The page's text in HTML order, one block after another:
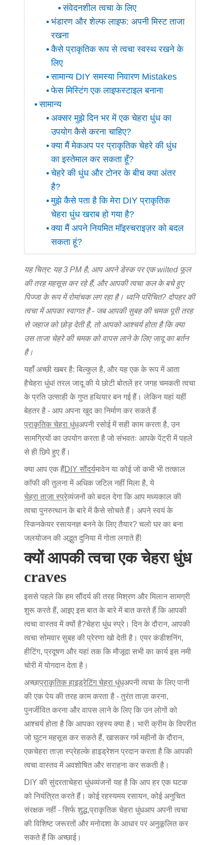
संवेदनशील त्वचा के लिए
भंडारण और शेल्फ लाइफ: अपनी मिस्ट ताजा
रखना
कैसे प्राकृतिक रूप से त्वचा स्वस्थ रखने के
लिए
सामान्य DIY समस्या निवारण Mistakes
फेस मिस्टिंग एक लाइफस्टाइल बनाना
सामान्य
अक्सर मुझे दिन भर में एक चेहरा धुंध का
उपयोग कैसे करना चाहिए?
क्या मैं मेकअप पर प्राकृतिक चेहरे की धुंध
का इस्तेमाल कर सकता हूँ?
चेहरे की धुंध और टोनर के बीच क्या अंतर
है?
मुझे कैसे पता है कि मेरा DIY प्राकृतिक
चेहरा धुंध खराब हो गया है?
क्या मैं अपने नियमित मॉइस्चराइज़र को बदल
सकता हूं?
यह चित्र: यह 3 PM है, आप अपने डेस्क पर एक wilted फूल
की तरह महसूस कर रहे हैं, और आपकी त्वचा कल के बचे हुए
पिज्जा के रूप में रोमांचक लग रहा है। ध्वनि परिचित? दोपहर की
त्वचा में आपका स्वागत है - जब आपकी सुबह की चमक पूरी तरह
से जहाज को छोड़ देती है, तो आपको आश्चर्य होता है कि क्या
उस ताजा चेहरे की चमक को वापस लाने के लिए जादू का बर्तन
है।
यहाँ अच्छी खबर है: बिल्कुल है, और यह एक के रूप में आता
हैचेहरा धुंध! तरल जादू की ये छोटी बोतलें हर जगह चमकती त्वचा
के प्रति उत्साही के गुप्त हथियार बन गई हैं। लेकिन यहां यहीं
बेहतर है - आप अपना खुद का निर्माण कर सकते हैं
प्राकृतिक चेहरा धुंधअपनी रसोई में सही काम करता है, उन
सामग्रियों का उपयोग करता है जो संभवतः आपके पेंट्री में पहले
से ही छिपे हुए हैं।
क्या आप एक हैंDIY सौंदर्यमावेन या कोई जो कभी भी तत्काल
कॉफी की तुलना में अधिक जटिल नहीं मिला है, ये
चेहरा ताज़ा स्प्रेव्यंजनों को बदल देगा कि आप मध्यकाल की
त्वचा पुनरुत्थान के बारे में कैसे सोचते हैं। अपने स्वयं के
स्किनकेयर रसायनज्ञ बनने के लिए तैयार? चलो घर का बना
जलयोजन की अद्भुत दुनिया में गोता लगाते हैं!
क्यों आपकी त्वचा एक चेहरा धुंध
craves
इससे पहले कि हम सौंदर्य की तरह मिश्रण और मिलान सामग्री
शुरू करते हैं, आइए इस बात के बारे में बात करते हैं कि आपकी
त्वचा वास्तव में क्यों है?चेहरा धुंध स्प्रे । दिन के दौरान, आपकी
त्वचा सोमवार सुबह की प्रेरणा खो देती है। एयर कंडीशनिंग,
हीटिंग, प्रदूषण और यहां तक कि मौजूदा सभी का कार्य इस नमी
चोरी में योगदान देता है।
अच्छाप्राकृतिक हाइड्रेटिंग चेहरा धुंधअपनी त्वचा के लिए पानी
की एक पेय की तरह काम करता है - तुरंत ताज़ा करना,
पुनर्जीवित करना और वापस लाने के लिए कि उन लोगों को
आश्चर्य होता है कि आपका रहस्य क्या है। भारी क्रीम के विपरीत
जो घुटन महसूस कर सकते हैं, खासकर गर्म महीनों के दौरान,
एकचेहरा ताज़ा स्प्रेहल्के हाइड्रेशन प्रदान करता है कि आपकी
त्वचा वास्तव में अवशोषित और सराहना कर सकती है।
DIY की सुंदरताचेहरा धुंधव्यंजनों यह है कि आप हर एक घटक
को नियंत्रित करते हैं। कोई रहस्यमय रसायन, कोई अनुचित
संरक्षक नहीं - सिर्फ शुद्ध,प्राकृतिक चेहरा धुंधआप अपनी त्वचा
की विशिष्ट जरूरतों और मनोदशा के आधार पर अनुकूलित कर
सकते हैं कि अच्छाई।